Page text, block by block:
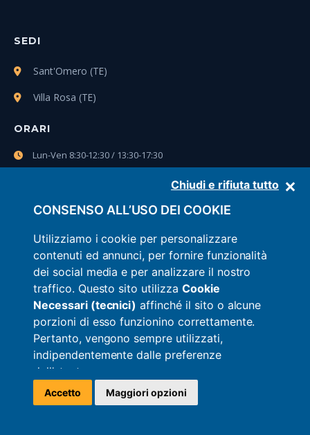
Chiudi e rifiuta tutto
CONSENSO ALL’USO DEI COOKIE
Utilizziamo i cookie per personalizzare
contenuti ed annunci, per fornire funzionalità
dei social media e per analizzare il nostro
traffico. Questo sito utilizza Cookie
Necessari (tecnici) affinché il sito o alcune
porzioni di esso funzionino correttamente.
Pertanto, vengono sempre utilizzati,
indipendentemente dalle preferenze
dall’utente.
Per l’utilizzo diCookie Analitici, Cookie di
Targeting e Marketing e Cookie di
Accetto Maggiori opzioni
SEDI
Sant'Omero (TE)
Villa Rosa (TE)
ORARI
Lun-Ven 8:30-12:30 / 13:30-17:30
0861.850362
Pagina contatti
WhatsApp